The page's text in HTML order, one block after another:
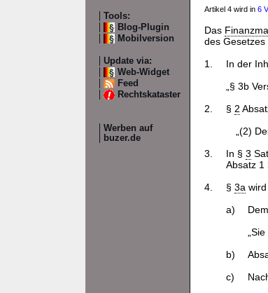
Tools:
Blog-Plugin
Mobilversion
Update via:
Web-Widget
Feed
Rechtskataster
Werben auf
buzer.de
Artikel 4 wird in 6
Das
des Gesetzes
1.
In der
„§ 3b
2.
§ 2
„(2)
3.
In § 3
Absatz 1
4.
§ 3a
a)
b)
c)